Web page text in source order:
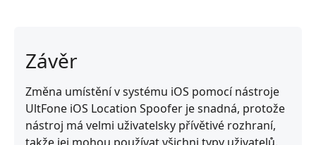
Závěr
Změna umístění v systému iOS pomocí nástroje
UltFone iOS Location Spoofer je snadná, protože
nástroj má velmi uživatelsky přívětivé rozhraní,